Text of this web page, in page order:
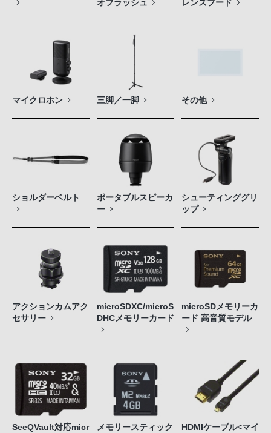
オフラッシュ
レンズフード
マイクロホン 三脚／一脚 その他
ショルダーベルト
ポータブルスピーカ
ー
シューティンググリ
ップ
アクションカムアク
セサリー
microSDXC/microS
DHCメモリーカード
microSDメモリーカ
ード 高音質モデル
SeeQVault対応micr
メモリースティック
HDMIケーブル<マイ